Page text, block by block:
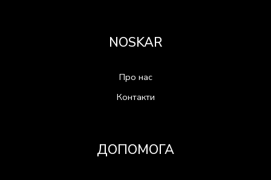
NOSKAR
Про нас
Контакти
ДОПОМОГА